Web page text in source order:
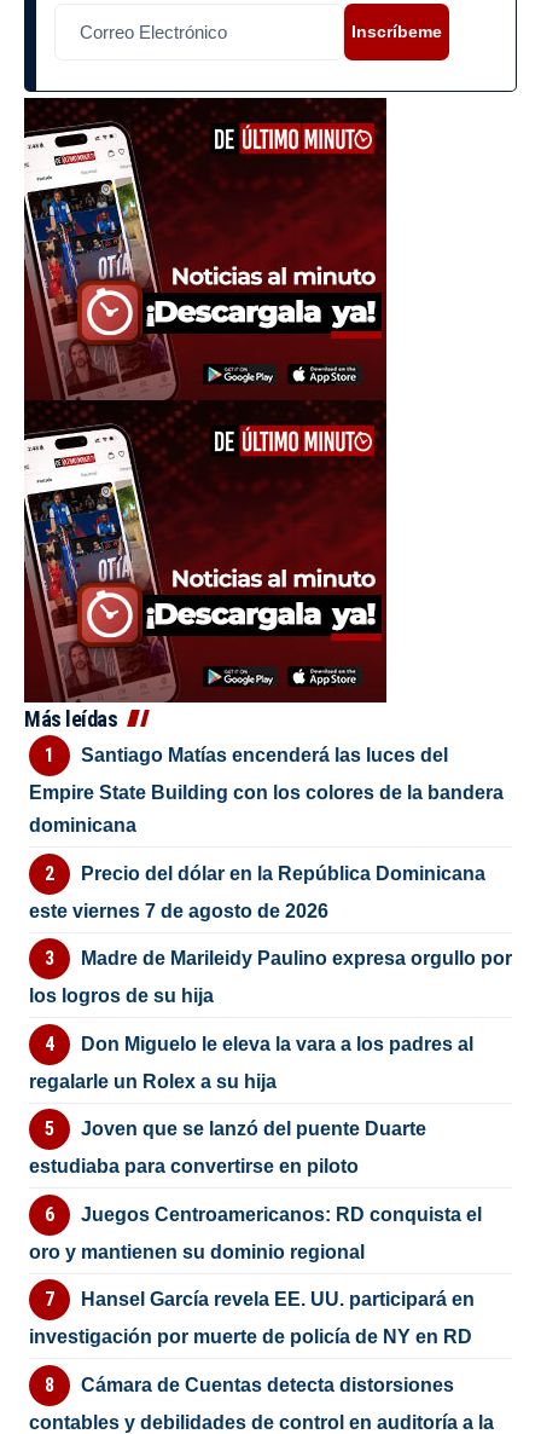
Inscríbeme
Más leídas
Santiago Matías encenderá las luces del
Empire State Building con los colores de la bandera
dominicana
Precio del dólar en la República Dominicana
este viernes 7 de agosto de 2026
Madre de Marileidy Paulino expresa orgullo por
los logros de su hija
Don Miguelo le eleva la vara a los padres al
regalarle un Rolex a su hija
Joven que se lanzó del puente Duarte
estudiaba para convertirse en piloto
Juegos Centroamericanos: RD conquista el
oro y mantienen su dominio regional
Hansel García revela EE. UU. participará en
investigación por muerte de policía de NY en RD
Cámara de Cuentas detecta distorsiones
contables y debilidades de control en auditoría a la